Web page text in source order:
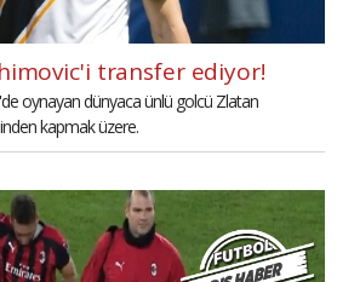
transfer ediyor!
oynayan dünyaca ünlü golcü Zlatan
kapmak üzere.